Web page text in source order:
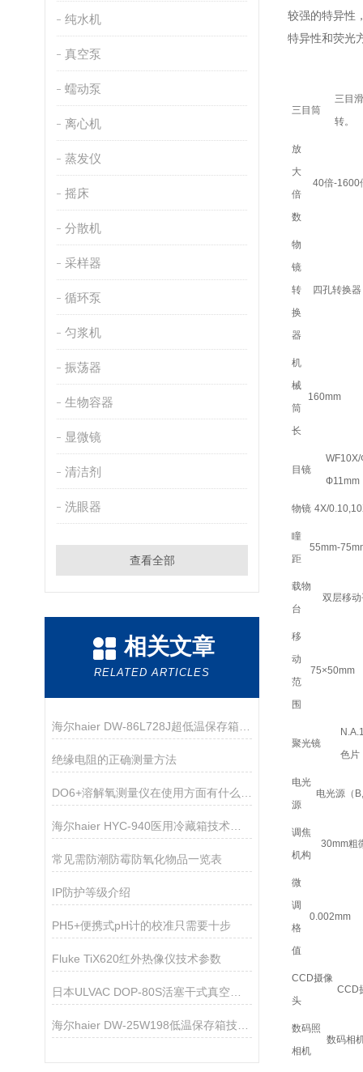
纯水机
真空泵
蠕动泵
离心机
蒸发仪
摇床
分散机
采样器
循环泵
匀浆机
振荡器
生物容器
显微镜
清洁剂
洗眼器
查看全部
相关文章
RELATED ARTICLES
绝缘电阻的正确测量方法
海尔haier HYC-940医用冷藏箱技术资料
常见需防潮防霉防氧化物品一览表
IP防护等级介绍
PH5+便携式pH计的校准只需要十步
Fluke TiX620红外热像仪技术参数
海尔haier DW-25W198低温保存箱技术参数
较强的特异性
特异性和荧光
三目筒
三目
转。
放
大
倍
数
40倍-1600
物
镜
转
换
器
四孔转换器
机
械
筒
长
160mm
目镜
Ф11mm
物镜 4X/
瞳
距
55mm-
载物
台
双层移
移
动
范
围
75×50mm
聚光镜
色片
电光
源
电光源（
调焦
机构
30mm粗
微
调
格
值
0.002mm
CCD摄像
头
CCD
数码照
相机
数码相